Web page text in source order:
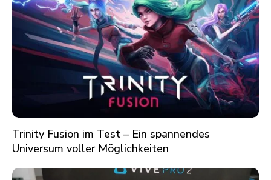
Trinity Fusion im Test – Ein spannendes
Universum voller Möglichkeiten